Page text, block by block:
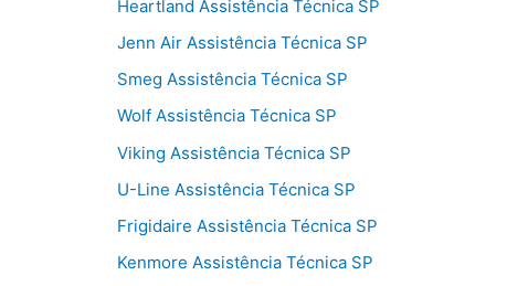
Heartland Assistência Técnica SP
Jenn Air Assistência Técnica SP
Smeg Assistência Técnica SP
Wolf Assistência Técnica SP
Viking Assistência Técnica SP
U-Line Assistência Técnica SP
Frigidaire Assistência Técnica SP
Kenmore Assistência Técnica SP